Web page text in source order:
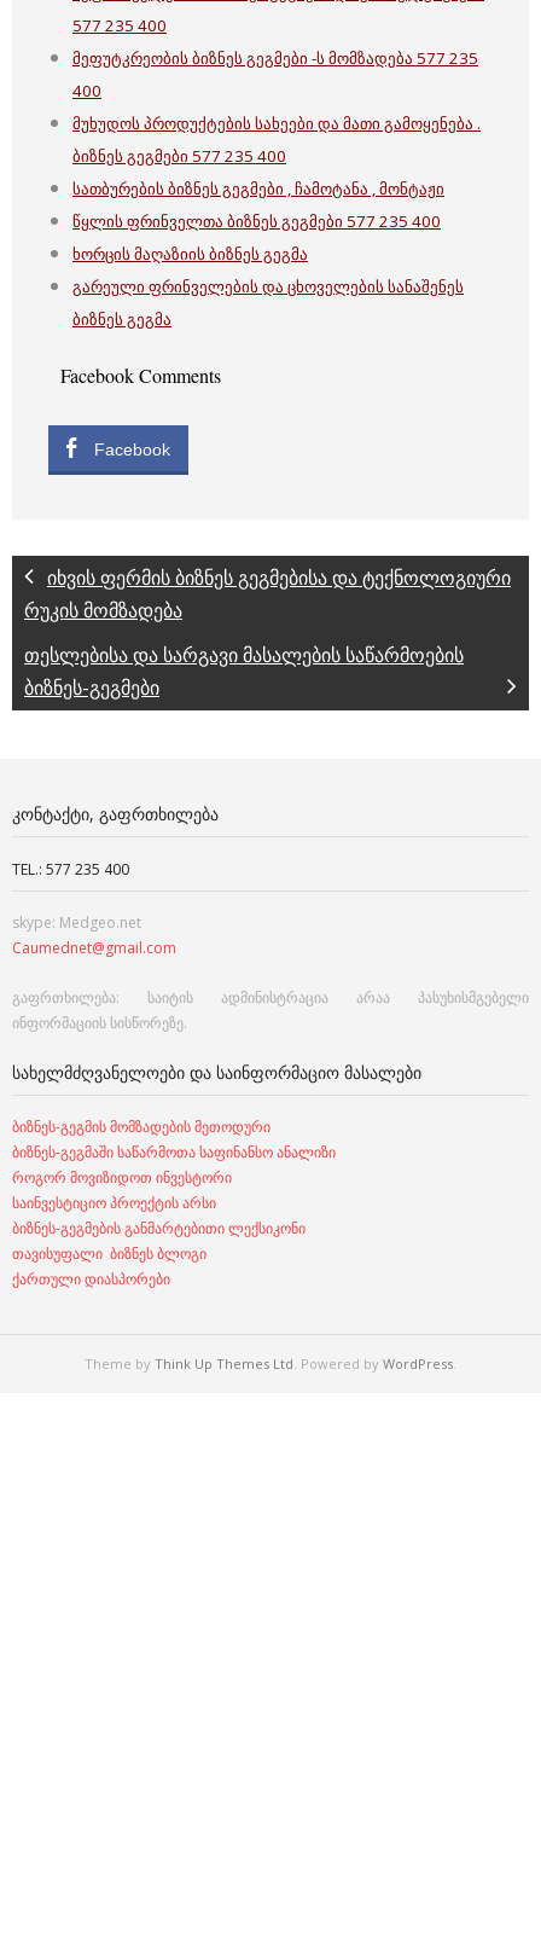
577 235 400
მეფუტკრეობის ბიზნეს გეგმები -ს მომზადება 577 235
400
მუხუდოს პროდუქტების სახეები და მათი გამოყენება .
ბიზნეს გეგმები 577 235 400
სათბურების ბიზნეს გეგმები , ჩამოტანა , მონტაჟი
წყლის ფრინველთა ბიზნეს გეგმები 577 235 400
ხორცის მაღაზიის ბიზნეს გეგმა
გარეული ფრინველების და ცხოველების სანაშენეს
ბიზნეს გეგმა
Facebook Comments
Facebook
იხვის ფერმის ბიზნეს გეგმებისა და ტექნოლოგიური
რუკის მომზადება
თესლებისა და სარგავი მასალების საწარმოების
ბიზნეს-გეგმები
ᲙᲝᲜᲢᲐᲥᲢᲘ, ᲒᲐᲤᲠᲗᲮᲘᲚᲔᲑᲐ
TEL.: 577 235 400
skype: Medgeo.net
Caumednet@gmail.com
გაფრთხილება: საიტის ადმინისტრაცია არაა პასუხისმგებელი
ინფორმაციის სისწორეზე.
ᲡᲐᲮᲔᲚᲛᲫᲦᲕᲐᲜᲔᲚᲝᲔᲑᲘ ᲓᲐ ᲡᲐᲘᲜᲤᲝᲠᲛᲐᲪᲘᲝ ᲛᲐᲡᲐᲚᲔᲑᲘ
ბიზნეს-გეგმის მომზადების მეთოდური
ბიზნეს-გეგმაში საწარმოთა საფინანსო ანალიზი
როგორ მოვიზიდოთ ინვესტორი
საინვესტიციო პროექტის არსი
ბიზნეს-გეგმების განმარტებითი ლექსიკონი
თავისუფალი ბიზნეს ბლოგი
ქართული დიასპორები
Theme by Think Up Themes Ltd . Powered by WordPress